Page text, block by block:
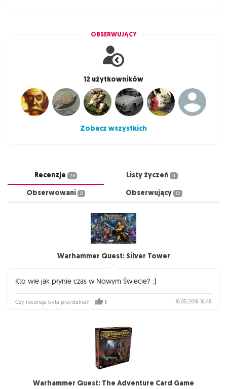
OBSERWUJĄCY
12 użytkowników
Zobacz wszystkich
Recenzje 23 Listy życzeń 0
Obserwowani 0 Obserwujący 12
Warhammer Quest: Silver Tower
Kto wie jak płynie czas w Nowym Świecie? :)
Czy recenzja była przydatna? 1 16.05.2016 16:48
Warhammer Quest: The Adventure Card Game